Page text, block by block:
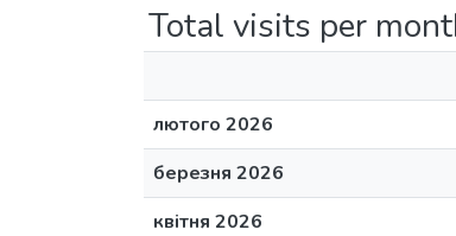
Total visits per
лютого 2026
березня 2026
квітня 2026